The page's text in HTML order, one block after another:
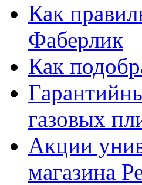
Как
Фаберлик
Как
газовых
Акции
магазина